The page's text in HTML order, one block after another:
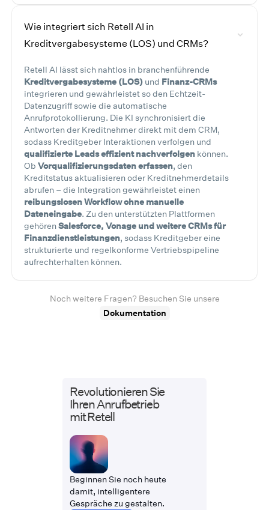
Wie integriert sich Retell AI in
Kreditvergabesysteme (LOS) und CRMs?
Retell AI lässt sich nahtlos in branchenführende
Kreditvergabesysteme (LOS) und Finanz-CRMs
integrieren und gewährleistet so den Echtzeit-
Datenzugriff sowie die automatische
Anrufprotokollierung. Die KI synchronisiert die
Antworten der Kreditnehmer direkt mit dem CRM,
sodass Kreditgeber Interaktionen verfolgen und
qualifizierte Leads effizient nachverfolgen können.
Ob Vorqualifizierungsdaten erfassen, den
Kreditstatus aktualisieren oder Kreditnehmerdetails
abrufen – die Integration gewährleistet einen
reibungslosen Workflow ohne manuelle
Dateneingabe. Zu den unterstützten Plattformen
gehörenSalesforce, Vonage und weitere CRMs für
Finanzdienstleistungen, sodass Kreditgeber eine
strukturierte und regelkonforme Vertriebspipeline
aufrechterhalten können.
Noch weitere Fragen? Besuchen Sie unsere
Dokumentation
Revolutionieren Sie
Ihren Anrufbetrieb
mit Retell
Beginnen Sie noch heute
damit, intelligentere
Gespräche zu gestalten.